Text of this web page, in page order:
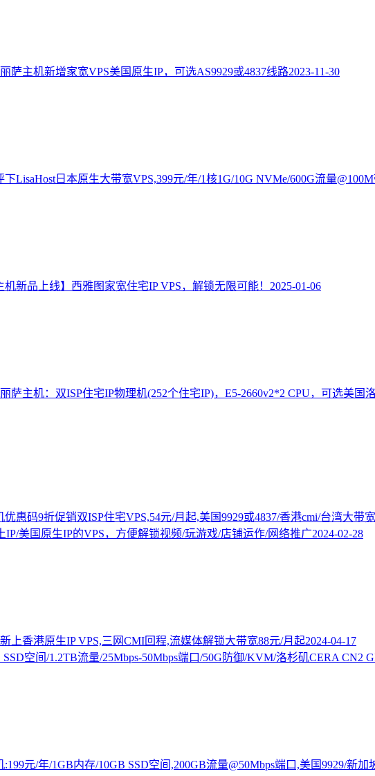
萨主机新增家宽VPS美国原生IP，可选AS9929或4837线路2023-11-30
下LisaHost日本原生大带宽VPS,399元/年/1核1G/10G NVMe/600G流量
机新品上线】西雅图家宽住宅IP VPS，解锁无限可能！ 2025-01-06
萨主机：双ISP住宅IP物理机(252个住宅IP)，E5-2660v2*2 CPU，可选美
优惠码9折促销双ISP住宅VPS,54元/月起,美国9929或4837/香港cmi/台湾大带
IP/美国原生IP的VPS，方便解锁视频/玩游戏/店铺运作/网络推广2024-02-28
上香港原生IP VPS,三网CMI回程,流媒体解锁大带宽88元/月起2024-04-17
空间/1.2TB流量/25Mbps-50Mbps端口/50G防御/KVM/洛杉矶CERA CN2
:199元/年/1GB内存/10GB SSD空间,200GB流量@50Mbps端口,美国9929/新加